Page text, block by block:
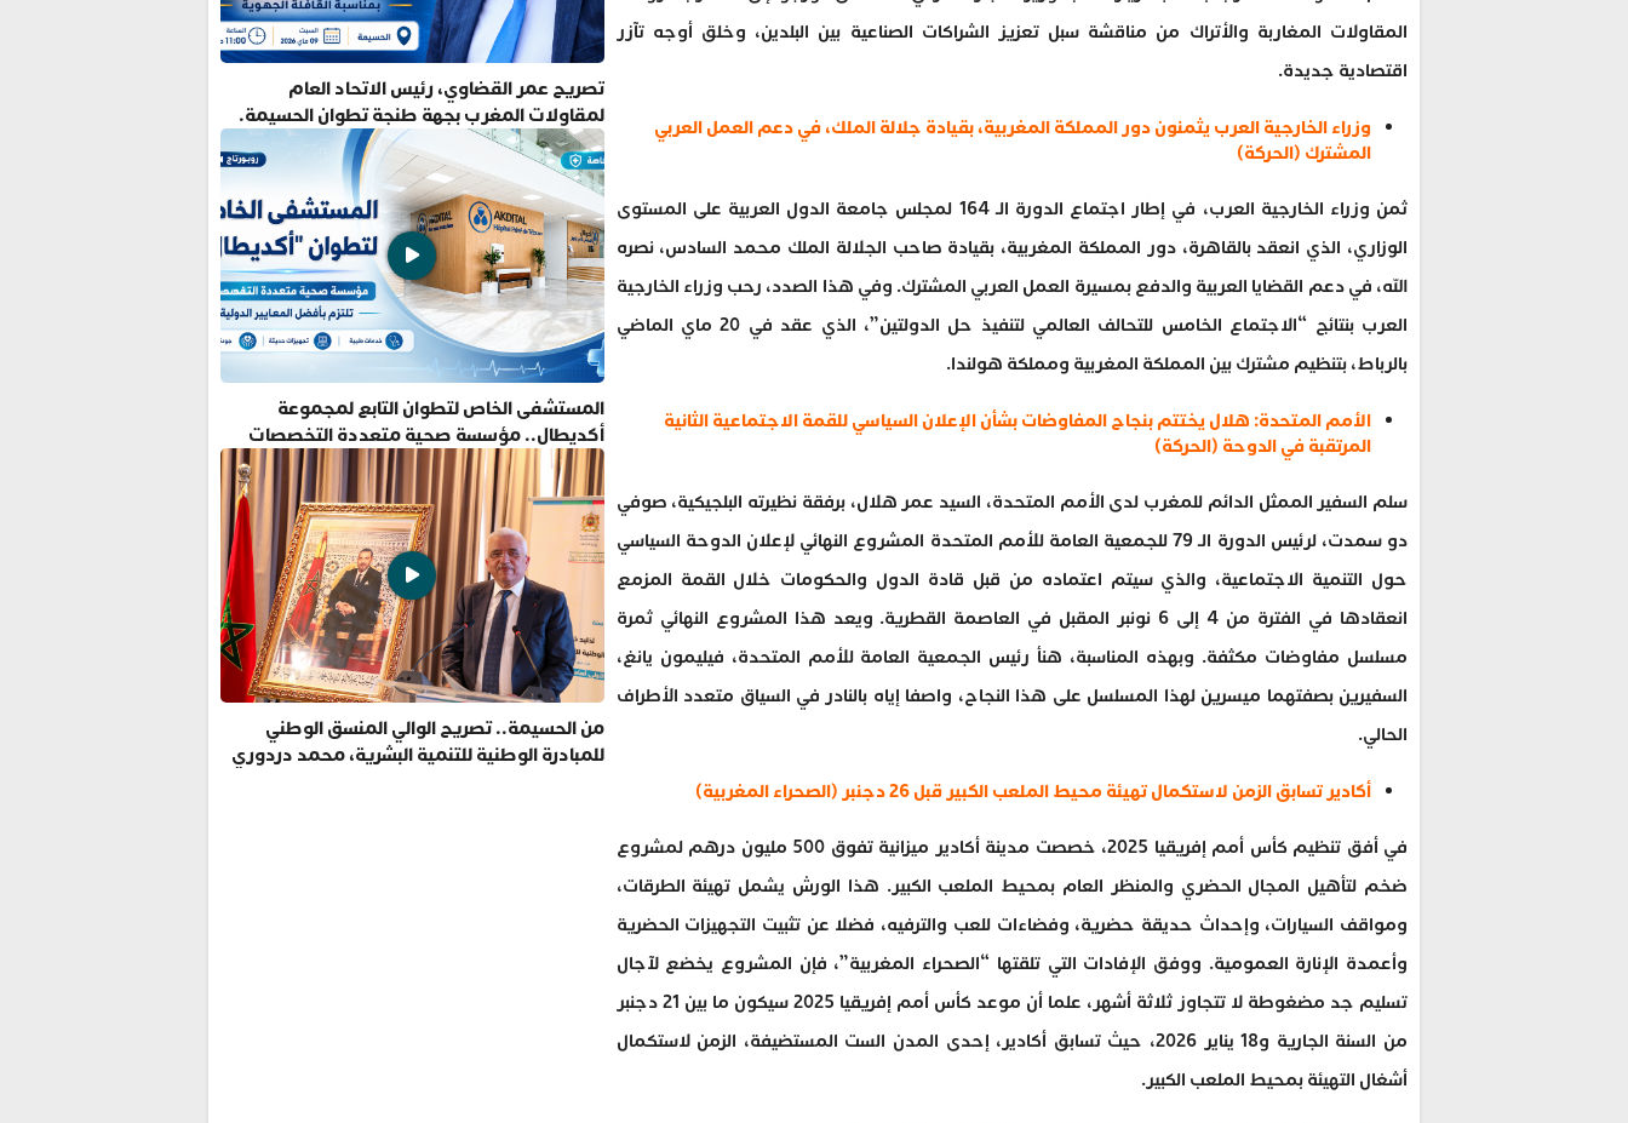
المقاولات المغاربة والأتراك من مناقشة سبل تعزيز الشراكات الصناعية بين البلدين، وخلق أوجه تآزر
اقتصادية جديدة.
وزراء الخارجية العرب يثمنون دور المملكة المغربية، بقيادة جلالة الملك، في دعم العمل العربي
المشترك (الحركة)
ثمن وزراء الخارجية العرب، في إطار اجتماع الدورة الـ 164 لمجلس جامعة الدول العربية على المستوى
الوزاري، الذي انعقد بالقاهرة، دور المملكة المغربية، بقيادة صاحب الجلالة الملك محمد السادس، نصره
الله، في دعم القضايا العربية والدفع بمسيرة العمل العربي المشترك. وفي هذا الصدد، رحب وزراء الخارجية
العرب بنتائج “الاجتماع الخامس للتحالف العالمي لتنفيذ حل الدولتين”، الذي عقد في 20 ماي الماضي
بالرباط، بتنظيم مشترك بين المملكة المغربية ومملكة هولندا.
الأمم المتحدة: هلال يختتم بنجاح المفاوضات بشأن الإعلان السياسي للقمة الاجتماعية الثانية
المرتقبة في الدوحة (الحركة)
سلم السفير الممثل الدائم للمغرب لدى الأمم المتحدة، السيد عمر هلال، برفقة نظيرته البلجيكية، صوفي
دو سمدت، لرئيس الدورة الـ 79 للجمعية العامة للأمم المتحدة المشروع النهائي لإعلان الدوحة السياسي
حول التنمية الاجتماعية، والذي سيتم اعتماده من قبل قادة الدول والحكومات خلال القمة المزمع
انعقادها في الفترة من 4 إلى 6 نونبر المقبل في العاصمة القطرية. ويعد هذا المشروع النهائي ثمرة
مسلسل مفاوضات مكثفة. وبهذه المناسبة، هنأ رئيس الجمعية العامة للأمم المتحدة، فيليمون يانغ،
السفيرين بصفتهما ميسرين لهذا المسلسل على هذا النجاح، واصفا إياه بالنادر في السياق متعدد الأطراف
الحالي.
أكادير تسابق الزمن لاستكمال تهيئة محيط الملعب الكبير قبل 26 دجنبر (الصحراء المغربية)
في أفق تنظيم كأس أمم إفريقيا 2025، خصصت مدينة أكادير ميزانية تفوق 500 مليون درهم لمشروع
ضخم لتأهيل المجال الحضري والمنظر العام بمحيط الملعب الكبير. هذا الورش يشمل تهيئة الطرقات،
ومواقف السيارات، وإحداث حديقة حضرية، وفضاءات للعب والترفيه، فضلا عن تثبيت التجهيزات الحضرية
وأعمدة الإنارة العمومية. ووفق الإفادات التي تلقتها “الصحراء المغربية”، فإن المشروع يخضع لآجال
تسليم جد مضغوطة لا تتجاوز ثلاثة أشهر، علما أن موعد كأس أمم إفريقيا 2025 سيكون ما بين 21 دجنبر
من السنة الجارية و18 يناير 2026، حيث تسابق أكادير، إحدى المدن الست المستضيفة، الزمن لاستكمال
أشغال التهيئة بمحيط الملعب الكبير.
تصريح عمر القضاوي، رئيس الاتحاد العام
لمقاولات المغرب بجهة طنجة تطوان الحسيمة.
المستشفى الخاص لتطوان التابع لمجموعة
أكديطال.. مؤسسة صحية متعددة التخصصات
تلتزم بأفضل المعايير الدولية
من الحسيمة.. تصريح الوالي المنسق الوطني
للمبادرة الوطنية للتنمية البشرية، محمد دردوري